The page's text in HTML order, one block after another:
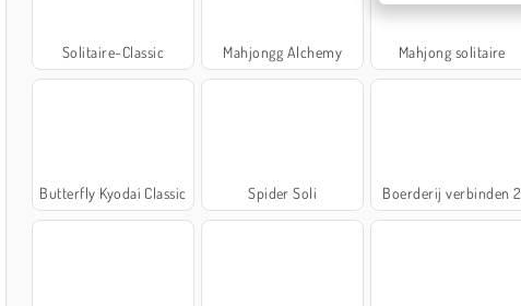
Solitaire-Classic Mahjongg Alchemy Mahjong solitaire
Butterfly Kyodai Classic Spider Soli Boerderij verbinden 2